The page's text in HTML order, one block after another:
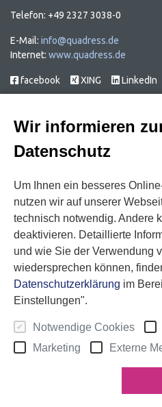
Telefon: +49 2327 3038-0
E-Mail: info@quadress.de
Internet: www.quadress.de
facebook XING LinkedIn
zb Datenschutz u. -sicherheit
GmbH & Co. KG
E-Mail:dsb.quadress@zb-
51427 Bergisch Gladbach
Sehr
Google Bewertung
Wir informieren
Datenschutz
Um Ihnen ein besseres
nutzen wir auf unserer
technisch notwendig. Andere
deaktivieren. Detaillierte
und wie Sie der Verwendung
wiedersprechen können,
Datenschutzerklärung im
Einstellungen".
Notwendige Cookies
Marketing
Externe